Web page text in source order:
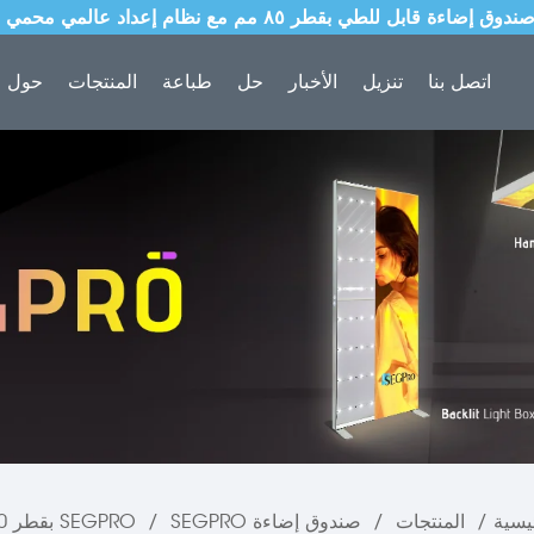
حول المنتجات طباعة حل الأخبار تنزيل اتصل بنا
/ المنتجات / صندوق إضاءة SEGPRO / SEGPRO بقطر 60 مم